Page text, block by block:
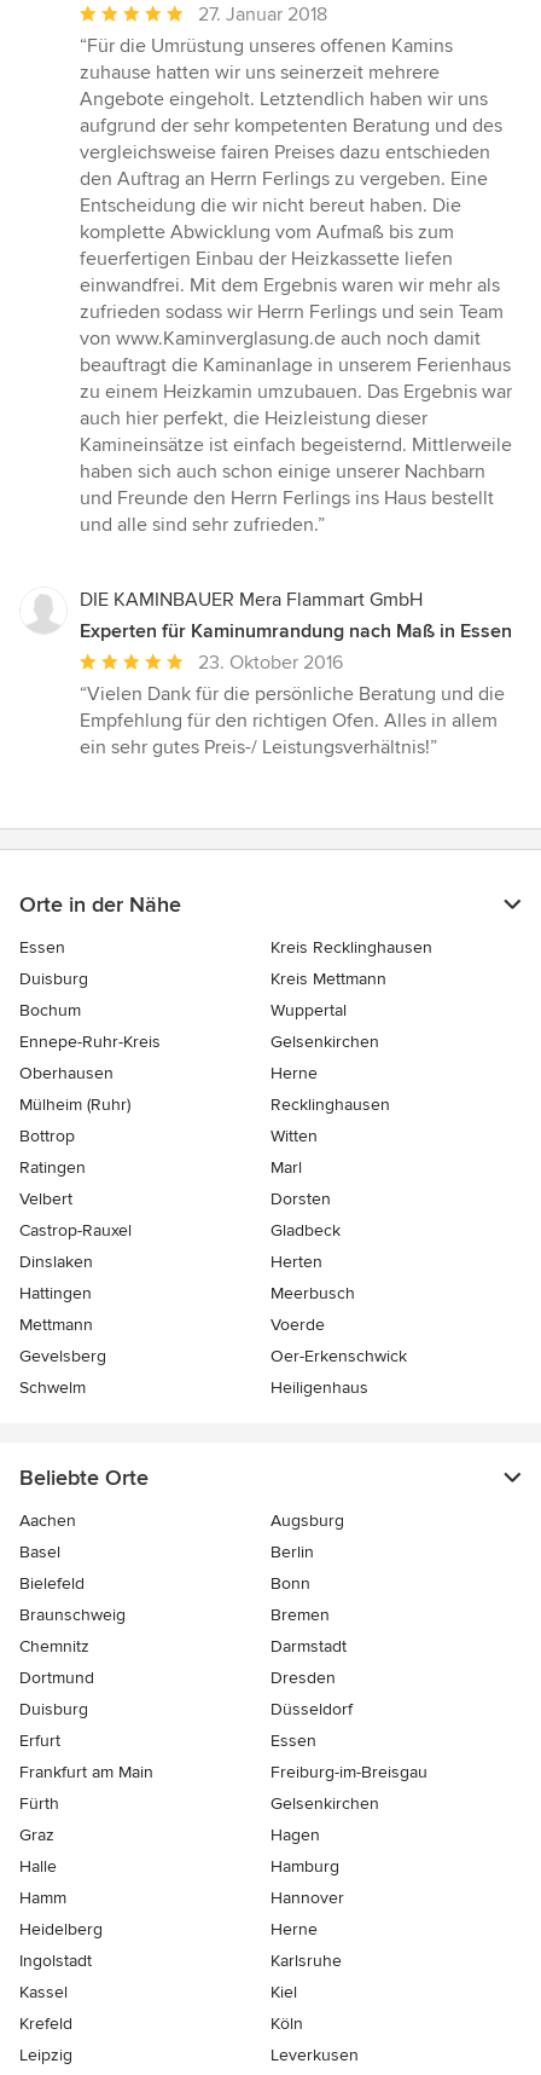
Durchschnittliche
Bewertung:
5
von
5
Sternen
27. Januar 2018
“Für die Umrüstung unseres offenen Kamins
zuhause hatten wir uns seinerzeit mehrere
Angebote eingeholt. Letztendlich haben wir uns
aufgrund der sehr kompetenten Beratung und des
vergleichsweise fairen Preises dazu entschieden
den Auftrag an Herrn Ferlings zu vergeben. Eine
Entscheidung die wir nicht bereut haben. Die
komplette Abwicklung vom Aufmaß bis zum
feuerfertigen Einbau der Heizkassette liefen
einwandfrei. Mit dem Ergebnis waren wir mehr als
zufrieden sodass wir Herrn Ferlings und sein Team
von www.Kaminverglasung.de auch noch damit
beauftragt die Kaminanlage in unserem Ferienhaus
zu einem Heizkamin umzubauen. Das Ergebnis war
auch hier perfekt, die Heizleistung dieser
Kamineinsätze ist einfach begeisternd. Mittlerweile
haben sich auch schon einige unserer Nachbarn
und Freunde den Herrn Ferlings ins Haus bestellt
und alle sind sehr zufrieden.”
DIE KAMINBAUER Mera Flammart GmbH
Experten für Kaminumrandung nach Maß in Essen
Durchschnittliche
Bewertung:
5
von
23. Oktober 2016
“Vielen Dank für die persönliche Beratung und die
Empfehlung für den richtigen Ofen. Alles in allem
ein sehr gutes Preis-/ Leistungsverhältnis!”
Orte in der Nähe
Essen
Kreis Recklinghausen
Duisburg
Kreis Mettmann
Bochum
Wuppertal
Ennepe-Ruhr-Kreis
Gelsenkirchen
Oberhausen
Herne
Mülheim (Ruhr)
Recklinghausen
Bottrop
Witten
Ratingen
Marl
Velbert
Dorsten
Castrop-Rauxel
Gladbeck
Dinslaken
Herten
Hattingen
Meerbusch
Mettmann
Voerde
Gevelsberg
Oer-Erkenschwick
Schwelm
Heiligenhaus
Beliebte Orte
Aachen
Augsburg
Basel
Berlin
Bielefeld
Bonn
Braunschweig
Bremen
Chemnitz
Darmstadt
Dortmund
Dresden
Duisburg
Düsseldorf
Erfurt
Essen
Frankfurt am Main
Freiburg-im-Breisgau
Fürth
Gelsenkirchen
Graz
Hagen
Halle
Hamburg
Hamm
Hannover
Heidelberg
Herne
Ingolstadt
Karlsruhe
Kassel
Kiel
Krefeld
Köln
Leipzig
Leverkusen